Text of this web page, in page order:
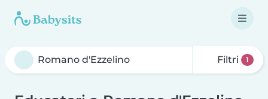
Filtri 1